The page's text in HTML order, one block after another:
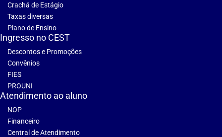
Crachá de Estágio
Taxas diversas
Plano de Ensino
Ingresso no CEST
Descontos e Promoções
Convênios
FIES
PROUNI
Atendimento ao aluno
NOP
Financeiro
Central de Atendimento